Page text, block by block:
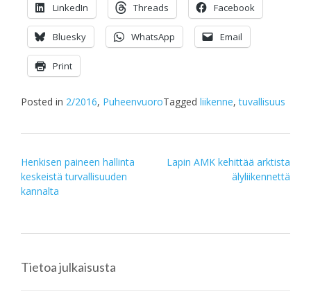
LinkedIn Threads Facebook
Bluesky WhatsApp Email
Print
Posted in 2/2016, PuheenvuoroTagged liikenne,tuvallisuus
Post
navigation
Henkisen paineen hallinta
keskeistä turvallisuuden
kannalta
Lapin AMK kehittää arktista
älyliikennettä
Tietoa julkaisusta